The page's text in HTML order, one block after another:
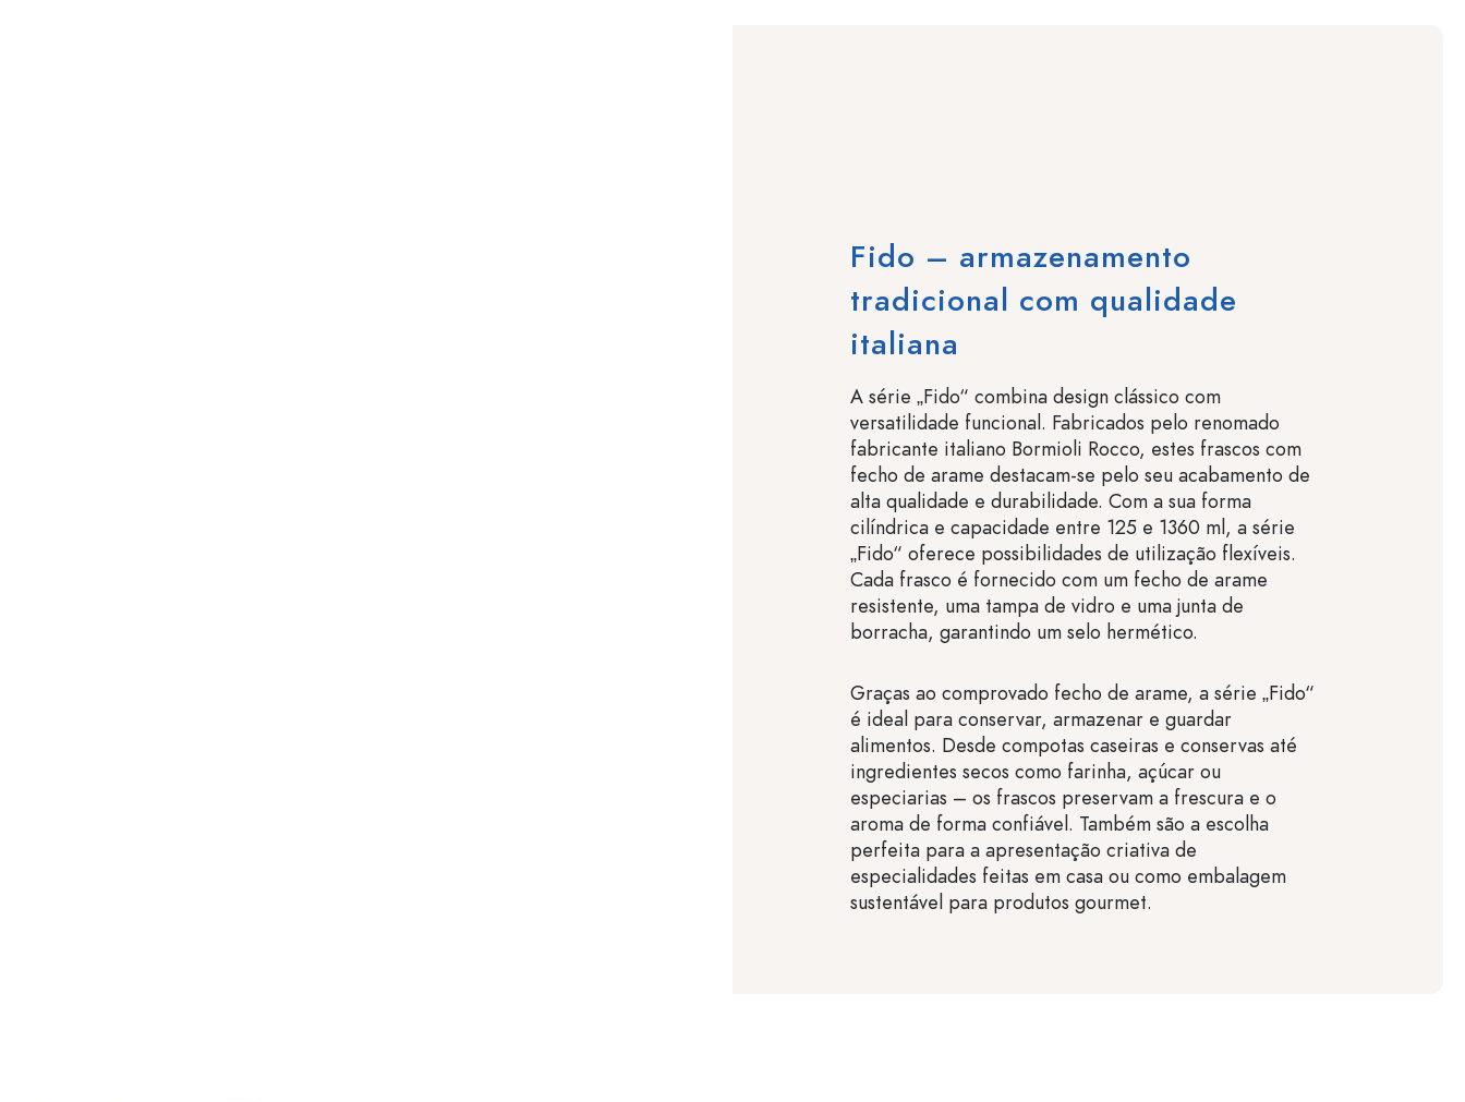
Fido – armazenamento
tradicional com qualidade
italiana
A série „Fido“ combina design clássico com
versatilidade funcional. Fabricados pelo renomado
fabricante italiano Bormioli Rocco, estes frascos com
fecho de arame destacam-se pelo seu acabamento de
alta qualidade e durabilidade. Com a sua forma
cilíndrica e capacidade entre 125 e 1360 ml, a série
„Fido“ oferece possibilidades de utilização flexíveis.
Cada frasco é fornecido com um fecho de arame
resistente, uma tampa de vidro e uma junta de
borracha, garantindo um selo hermético.
Graças ao comprovado fecho de arame, a série „Fido“
é ideal para conservar, armazenar e guardar
alimentos. Desde compotas caseiras e conservas até
ingredientes secos como farinha, açúcar ou
especiarias – os frascos preservam a frescura e o
aroma de forma confiável. Também são a escolha
perfeita para a apresentação criativa de
especialidades feitas em casa ou como embalagem
sustentável para produtos gourmet.